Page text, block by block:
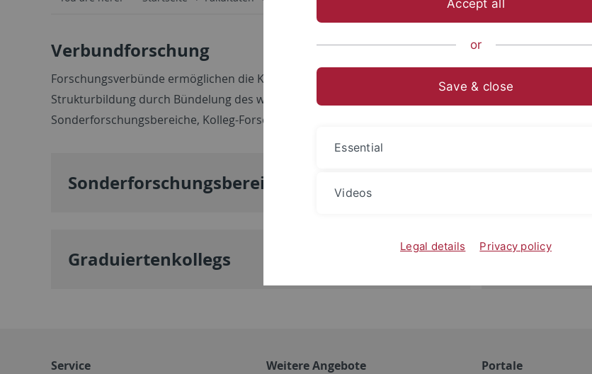
Verbundforschung
Forschungsverbünde ermöglichen die Kooperation von Wissenschaftlerinnen und Wissenschaftlern
Strukturbildung durch Bündelung des wissenschaftlichen Potentials. Zu den geförderten Verbünden
Sonderforschungsbereiche, Kolleg-Forschungsgruppen, Graduiertenkollegs sowie
Sonderforschungsbereiche
Graduiertenkollegs
Service Weitere Angebote Portale
Accept all
or
Save & close
Essential
Videos
Legal details Privacy policy